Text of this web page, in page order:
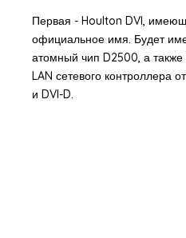
Первая - Houlton DVI,
официальное имя. Будет
атомный чип D2500, а также
LAN сетевого контроллера
и DVI-D.